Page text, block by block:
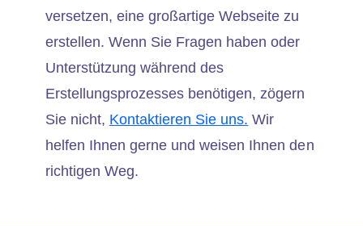
versetzen, eine großartige Webseite zu
erstellen. Wenn Sie Fragen haben oder
Unterstützung während des
Erstellungsprozesses benötigen, zögern
Sie nicht, Kontaktieren Sie uns. Wir
helfen Ihnen gerne und weisen Ihnen den
richtigen Weg.